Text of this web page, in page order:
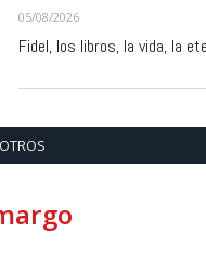
05/08/2026
Fidel, los libros, la vida, la